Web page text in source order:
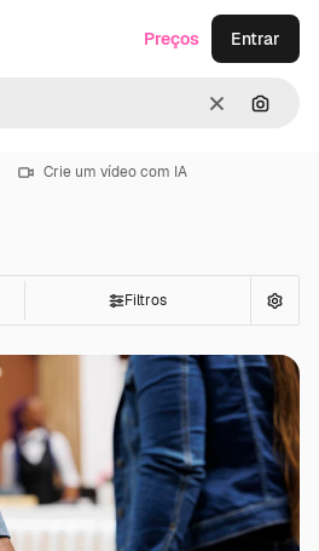
Limpar
Preços Entrar
Crie um vídeo com IA
Filtros